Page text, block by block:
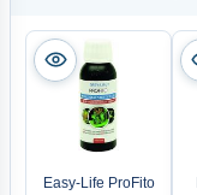
Easy-Life ProFito